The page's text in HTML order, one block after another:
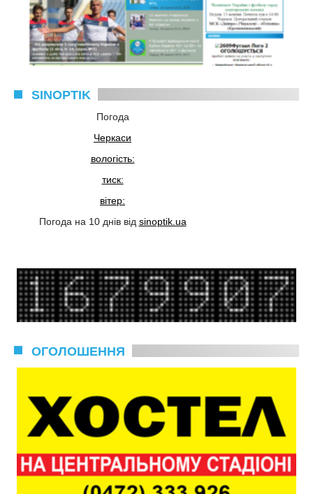
SINOPTIK
Погода
Черкаси
вологість:
тиск:
вітер:
Погода на 10 днів від sinoptik.ua
ОГОЛОШЕННЯ